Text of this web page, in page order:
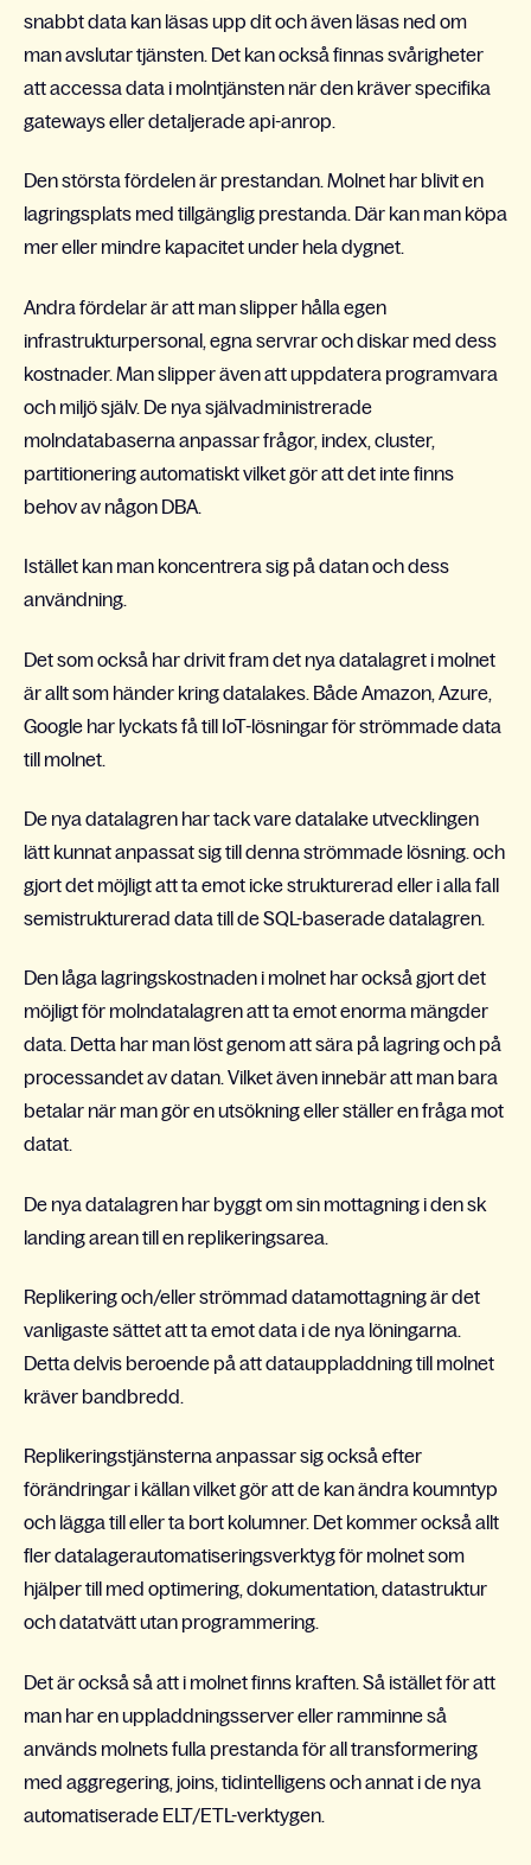
snabbt data kan läsas upp dit och även läsas ned om
man avslutar tjänsten. Det kan också finnas svårigheter
att accessa data i molntjänsten när den kräver specifika
gateways eller detaljerade api-anrop.
Den största fördelen är prestandan. Molnet har blivit en
lagringsplats med tillgänglig prestanda. Där kan man köpa
mer eller mindre kapacitet under hela dygnet.
Andra fördelar är att man slipper hålla egen
infrastrukturpersonal, egna servrar och diskar med dess
kostnader. Man slipper även att uppdatera programvara
och miljö själv. De nya självadministrerade
molndatabaserna anpassar frågor, index, cluster,
partitionering automatiskt vilket gör att det inte finns
behov av någon DBA.
Istället kan man koncentrera sig på datan och dess
användning.
Det som också har drivit fram det nya datalagret i molnet
är allt som händer kring datalakes. Både Amazon, Azure,
Google har lyckats få till IoT-lösningar för strömmade data
till molnet.
De nya datalagren har tack vare datalake utvecklingen
lätt kunnat anpassat sig till denna strömmade lösning. och
gjort det möjligt att ta emot icke strukturerad eller i alla fall
semistrukturerad data till de SQL-baserade datalagren.
Den låga lagringskostnaden i molnet har också gjort det
möjligt för molndatalagren att ta emot enorma mängder
data. Detta har man löst genom att sära på lagring och på
processandet av datan. Vilket även innebär att man bara
betalar när man gör en utsökning eller ställer en fråga mot
datat.
De nya datalagren har byggt om sin mottagning i den sk
landing arean till en replikeringsarea.
Replikering och/eller strömmad datamottagning är det
vanligaste sättet att ta emot data i de nya löningarna.
Detta delvis beroende på att datauppladdning till molnet
kräver bandbredd.
Replikeringstjänsterna anpassar sig också efter
förändringar i källan vilket gör att de kan ändra koumntyp
och lägga till eller ta bort kolumner. Det kommer också allt
fler datalagerautomatiseringsverktyg för molnet som
hjälper till med optimering, dokumentation, datastruktur
och datatvätt utan programmering.
Det är också så att i molnet finns kraften. Så istället för att
man har en uppladdningsserver eller ramminne så
används molnets fulla prestanda för all transformering
med aggregering, joins, tidintelligens och annat i de nya
automatiserade ELT/ETL-verktygen.